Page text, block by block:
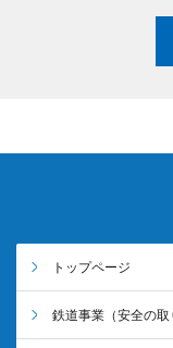
トップページ
鉄道事業 （安全の取